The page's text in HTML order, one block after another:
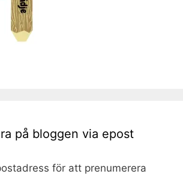
på bloggen via epost
för att prenumerera